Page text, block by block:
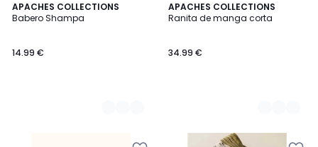
APACHES COLLECTIONS
Babero Shampa
14.99 €
3
Colores
APACHES COLLECTIONS
Ranita de manga corta
34.99 €
2
Colores